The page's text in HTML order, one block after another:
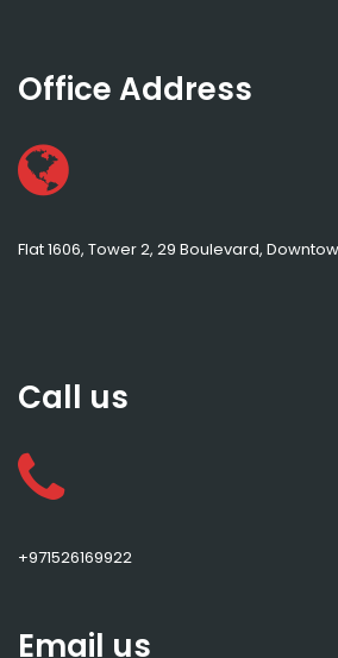
Office Address
Flat 1606, Tower 2, 29 Boulevard,
Call us
+971526169922
Email us